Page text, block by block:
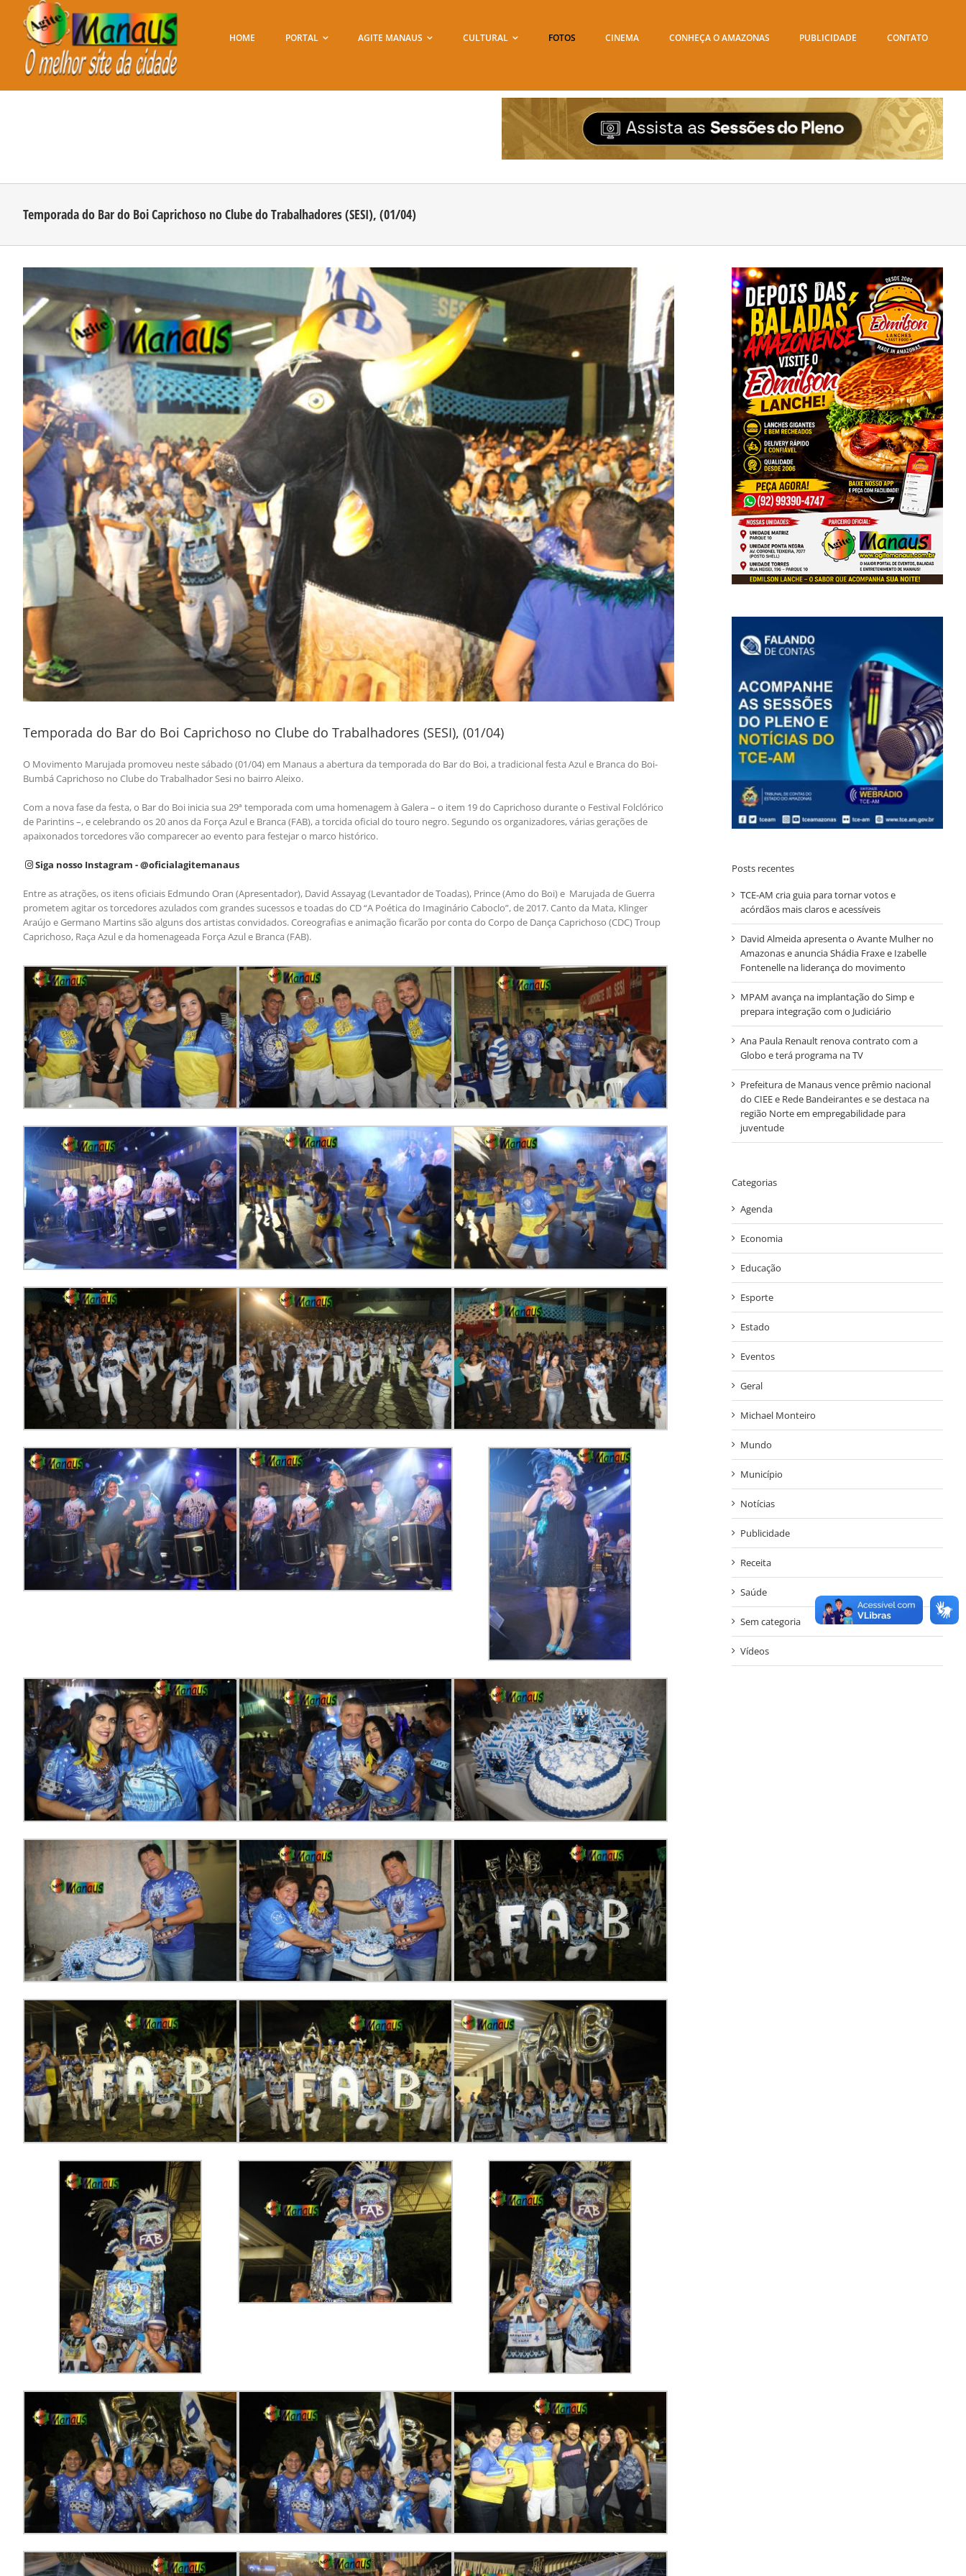
conteúdo
HOME PORTAL AGITE MANAUS CULTURAL FOTOS CINEMA CONHEÇA O AMAZONAS PUBLICIDADE CONTATO
Temporada do Bar do Boi Caprichoso no Clube do Trabalhadores (SESI), (01/04)
Larger
Image
Temporada do Bar do Boi Caprichoso no Clube do Trabalhadores (SESI), (01/04)
O Movimento Marujada promoveu neste sábado (01/04) em Manaus a abertura da temporada do Bar do Boi, a tradicional festa Azul e Branca do Boi-
Bumbá Caprichoso no Clube do Trabalhador Sesi no bairro Aleixo.
Com a nova fase da festa, o Bar do Boi inicia sua 29ª temporada com uma homenagem à Galera – o item 19 do Caprichoso durante o Festival Folclórico
de Parintins –, e celebrando os 20 anos da Força Azul e Branca (FAB), a torcida oficial do touro negro. Segundo os organizadores, várias gerações de
apaixonados torcedores vão comparecer ao evento para festejar o marco histórico.
Siga nosso Instagram - @oficialagitemanaus
Entre as atrações, os itens oficiais Edmundo Oran (Apresentador), David Assayag (Levantador de Toadas), Prince (Amo do Boi) e Marujada de Guerra
prometem agitar os torcedores azulados com grandes sucessos e toadas do CD “A Poética do Imaginário Caboclo”, de 2017. Canto da Mata, Klinger
Araújo e Germano Martins são alguns dos artistas convidados. Coreografias e animação ficarão por conta do Corpo de Dança Caprichoso (CDC) Troup
Caprichoso, Raça Azul e da homenageada Força Azul e Branca (FAB).
Posts recentes
TCE-AM cria guia para tornar votos e
acórdãos mais claros e acessíveis
David Almeida apresenta o Avante Mulher no
Amazonas e anuncia Shádia Fraxe e Izabelle
Fontenelle na liderança do movimento
MPAM avança na implantação do Simp e
prepara integração com o Judiciário
Ana Paula Renault renova contrato com a
Globo e terá programa na TV
Prefeitura de Manaus vence prêmio nacional
do CIEE e Rede Bandeirantes e se destaca na
região Norte em empregabilidade para
juventude
Categorias
Agenda
Economia
Educação
Esporte
Estado
Eventos
Geral
Michael Monteiro
Mundo
Município
Notícias
Publicidade
Receita
Saúde
Sem categoria
Vídeos